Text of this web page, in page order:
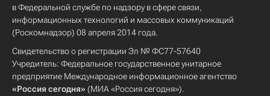
в Федеральной службе по надзору в сфере связи,
информационных технологий и массовых коммуникаций
(Роскомнадзор) 08 апреля 2014 года.
Свидетельство о регистрации Эл № ФС77-57640
Учредитель: Федеральное государственное унитарное
предприятие Международное информационное агентство
«Россия сегодня» (МИА «Россия сегодня»).